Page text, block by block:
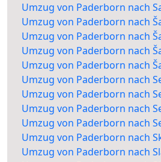
Umzug von Paderborn nach
Umzug von Paderborn nach
Umzug von Paderborn nach
Umzug von Paderborn nach
Umzug von Paderborn nach
Umzug von Paderborn nach
Umzug von Paderborn nach
Umzug von Paderborn nach
Umzug von Paderborn nach
Umzug von Paderborn nach
Umzug von Paderborn nach